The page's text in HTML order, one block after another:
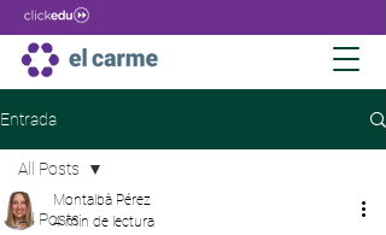
Entrada
All Posts
All Posts
Montalbà Pérez
4 min de lectura